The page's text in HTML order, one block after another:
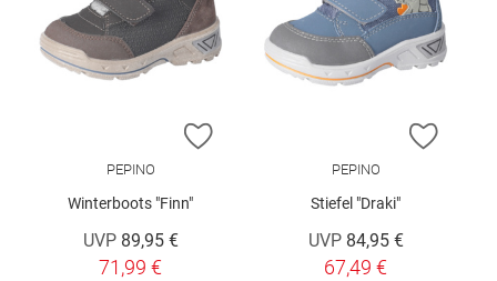
ZUR WUNSCHLISTE HINZUFÜGEN
PEPINO
Winterboots "Finn"
UVP 89,95 €
71,99 €
ZUR
PEPINO
Stiefel "Draki"
UVP 84,95 €
67,49 €